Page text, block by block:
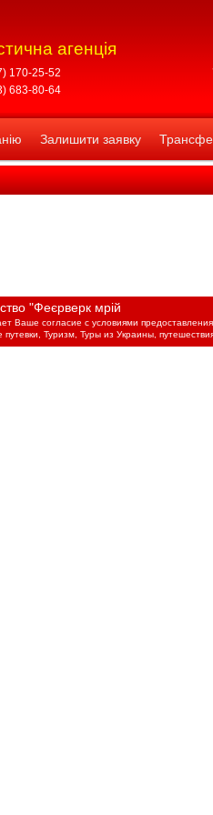
агенція
170-25-52
683-80-64
Залишити заявку
"Феєрверк мрій
Ваше согласие с условиями предоставления
Туризм, Туры из Украины,